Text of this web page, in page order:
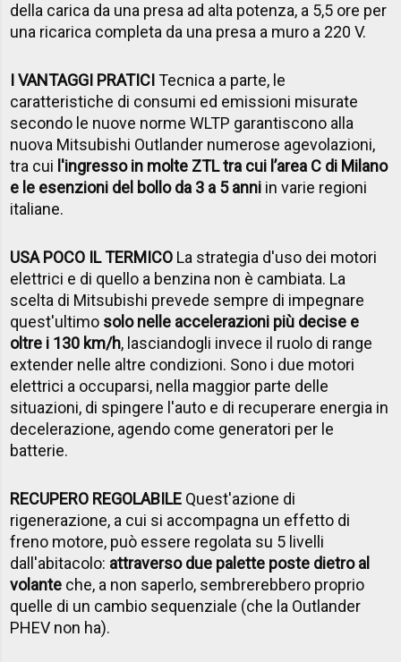
della carica da una presa ad alta potenza, a 5,5 ore per
una ricarica completa da una presa a muro a 220 V.
I VANTAGGI PRATICI Tecnica a parte, le
caratteristiche di consumi ed emissioni misurate
secondo le nuove norme WLTP garantiscono alla
nuova Mitsubishi Outlander numerose agevolazioni,
tra cui l'ingresso in molte ZTL tra cui l’area C di Milano
e le esenzioni del bollo da 3 a 5 anni in varie regioni
italiane.
USA POCO IL TERMICO La strategia d'uso dei motori
elettrici e di quello a benzina non è cambiata. La
scelta di Mitsubishi prevede sempre di impegnare
quest'ultimo solo nelle accelerazioni più decise e
oltre i 130 km/h, lasciandogli invece il ruolo di range
extender nelle altre condizioni. Sono i due motori
elettrici a occuparsi, nella maggior parte delle
situazioni, di spingere l'auto e di recuperare energia in
decelerazione, agendo come generatori per le
batterie.
RECUPERO REGOLABILE Quest'azione di
rigenerazione, a cui si accompagna un effetto di
freno motore, può essere regolata su 5 livelli
dall'abitacolo: attraverso due palette poste dietro al
volante che, a non saperlo, sembrerebbero proprio
quelle di un cambio sequenziale (che la Outlander
PHEV non ha).